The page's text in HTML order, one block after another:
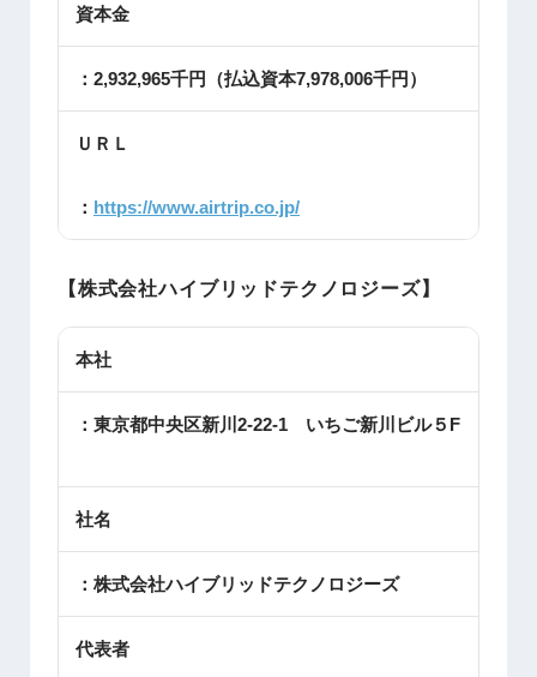
資本金
：2,932,965千円（払込資本7,978,006千円）
ＵＲＬ
： https://www.airtrip.co.jp/
【株式会社ハイブリッドテクノロジーズ】
本社
：東京都中央区新川2-22-1 いちご新川ビル５F
社名
：株式会社ハイブリッドテクノロジーズ
代表者